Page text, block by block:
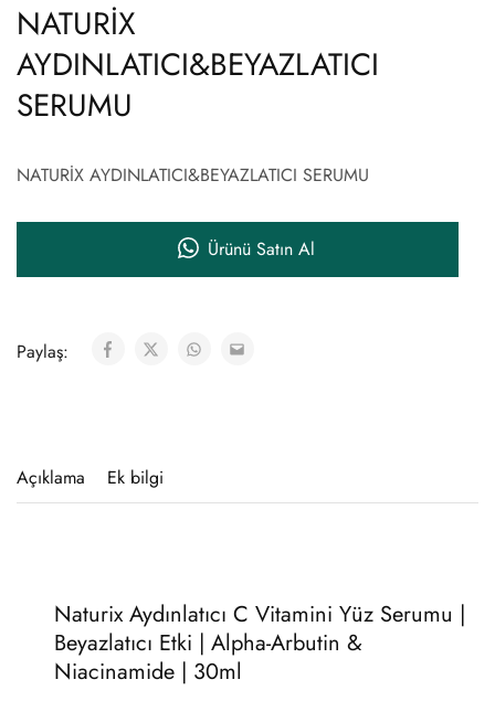
NATURİX
AYDINLATICI&BEYAZLATICI
SERUMU
NATURİX AYDINLATICI&BEYAZLATICI SERUMU
Ürünü Satın Al
Paylaş:
Açıklama Ek bilgi
Naturix Aydınlatıcı C Vitamini Yüz Serumu |
Beyazlatıcı Etki | Alpha-Arbutin &
Niacinamide | 30ml